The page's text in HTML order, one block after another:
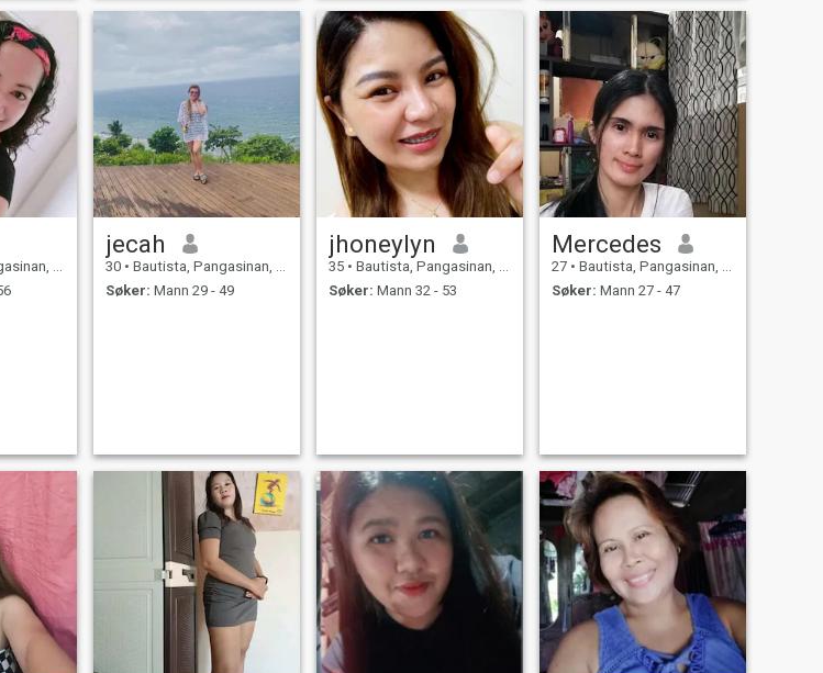
jecah
30 • Bautista, Pangasinan, Filippinene
Søker: Mann 29 - 49
jhoneylyn
35 • Bautista, Pangasinan, Filippinene
Søker: Mann 32 - 53
Mercedes
27 • Bautista, Pangasinan, Filippinene
Søker: Mann 27 - 47